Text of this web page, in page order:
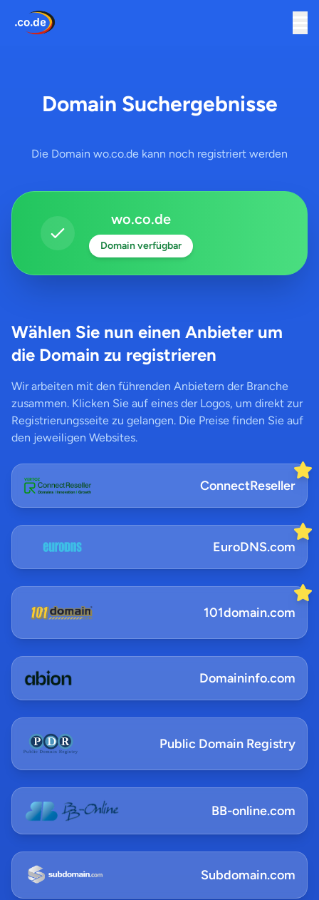
Domain Suchergebnisse
Die Domain wo.co.de kann noch registriert werden
wo.co.de
Domain verfügbar
Wählen Sie nun einen Anbieter um
die Domain zu registrieren
Wir arbeiten mit den führenden Anbietern der Branche
zusammen. Klicken Sie auf eines der Logos, um direkt zur
Registrierungsseite zu gelangen. Die Preise finden Sie auf
den jeweiligen Websites.
ConnectReseller
EuroDNS.com
101domain.com
Domaininfo.com
Public Domain Registry
BB-online.com
Subdomain.com